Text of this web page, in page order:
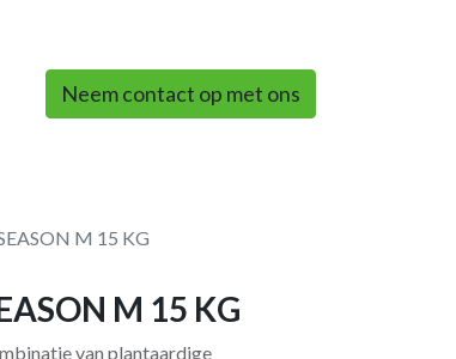
Neem contact op met ons
M 15 KG
M 15 KG
van plantaardige